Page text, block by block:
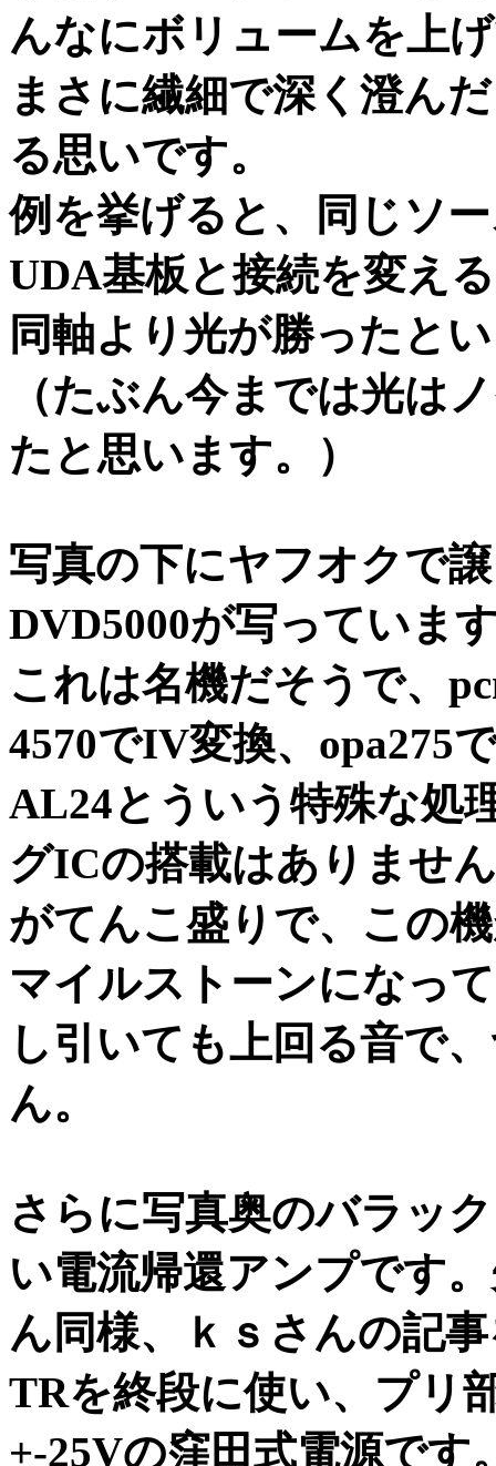
んなにボリュームを上
まさに繊細で深く澄ん
る思いです。
例を挙げると、同じソ
UDA基板と接続を変え
同軸より光が勝ったと
（たぶん今までは光は
たと思います。）
写真の下にヤフオクで
DVD5000が写っていま
これは名機だそうで、
4570でIV変換、opa275
AL24とういう特殊な処
グICの搭載はありませ
がてんこ盛りで、この
マイルストーンになっ
し引いても上回る音で
ん。
さらに写真奥のバラッ
い電流帰還アンプです
ん同様、ｋｓさんの記
TRを終段に使い、プリ
+-25Vの窪田式電源で